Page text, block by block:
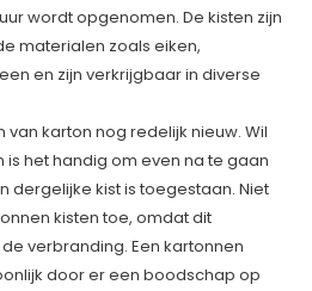
wordt opgenomen. De kisten zijn
materialen zoals eiken,
en zijn verkrijgbaar in diverse
van karton nog redelijk nieuw. Wil
is het handig om even na te gaan
dergelijke kist is toegestaan. Niet
kisten toe, omdat dit
verbranding. Een kartonnen
door er een boodschap op